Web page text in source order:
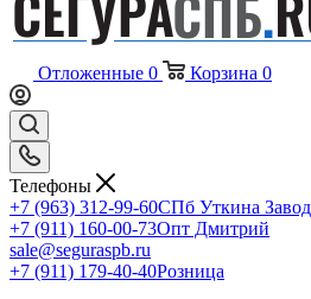
Отложенные 0 Корзина 0
Телефоны
+7 (963) 312-99-60СПб Уткина
+7 (911) 160-00-73Опт Дмитрий
sale@seguraspb.ru
+7 (911) 179-40-40Розница